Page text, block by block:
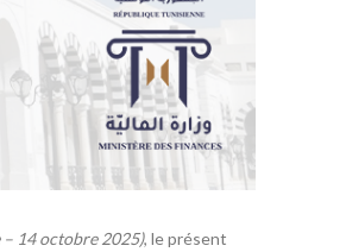
– 14 octobre 2025), le présent